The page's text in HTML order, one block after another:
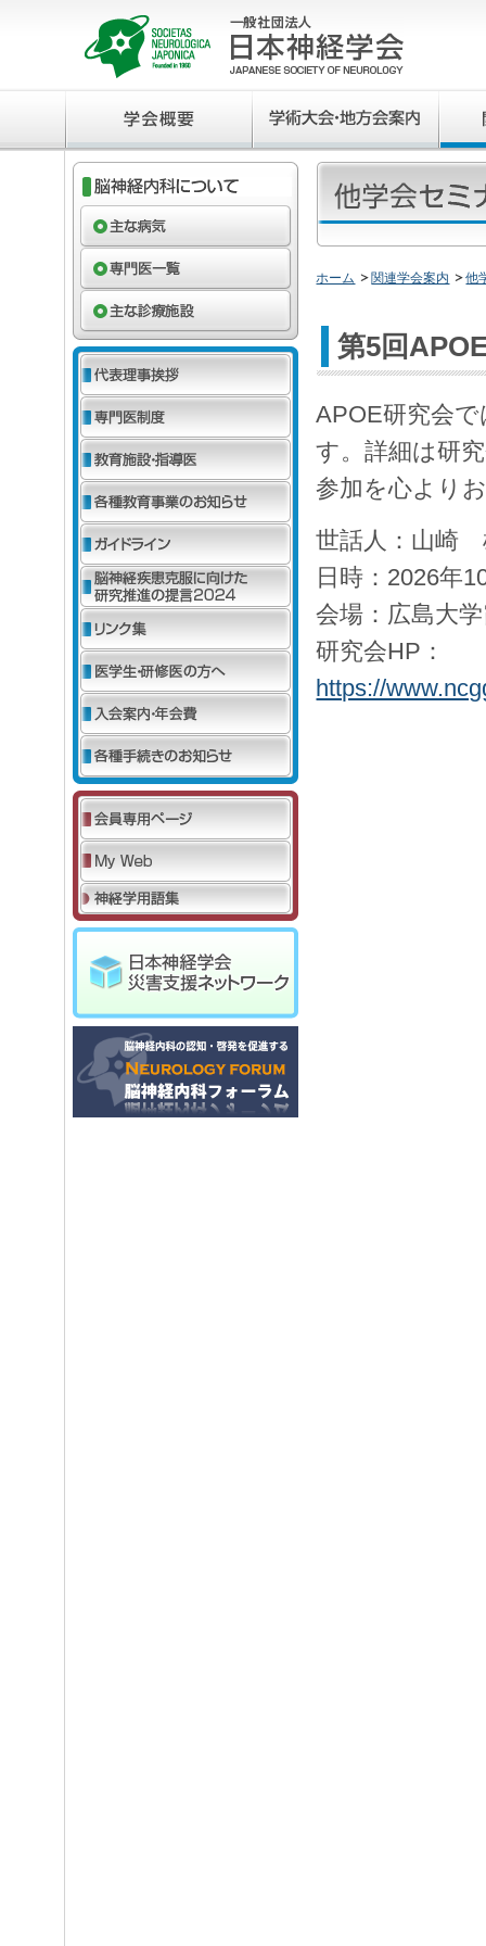
ホーム 関連学会案内 他
第5回
APOE研究会
す。詳細は研
参加を心より
世話人：山崎
日時：2026年
会場：広島大
研究会HP：
https://